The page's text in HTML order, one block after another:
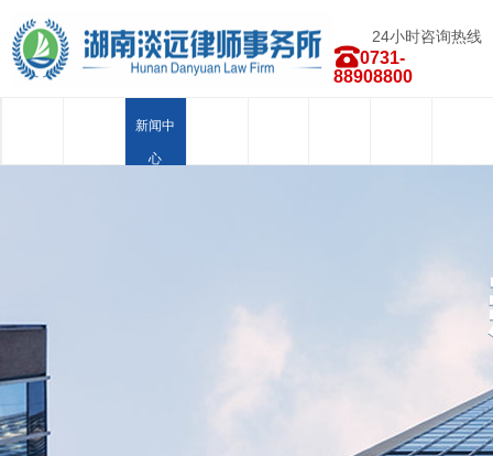
24小时咨询热线
0731-
88908800
新闻中
心